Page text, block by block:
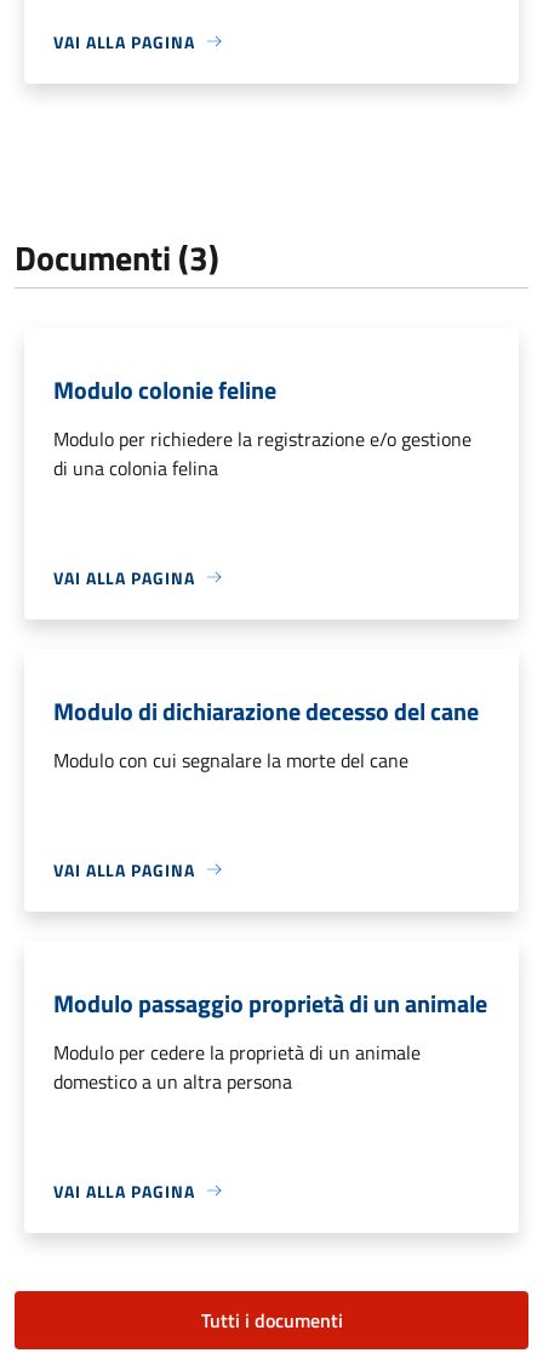
VAI ALLA PAGINA
Documenti (3)
Modulo colonie feline
Modulo per richiedere la registrazione e/o gestione
di una colonia felina
VAI ALLA PAGINA
Modulo di dichiarazione decesso del cane
Modulo con cui segnalare la morte del cane
VAI ALLA PAGINA
Modulo passaggio proprietà di un animale
Modulo per cedere la proprietà di un animale
domestico a un altra persona
VAI ALLA PAGINA
Tutti i documenti